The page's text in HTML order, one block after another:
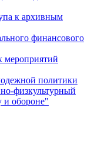
к архивным
финансового
мероприятий
политики
физкультурный
и обороне"